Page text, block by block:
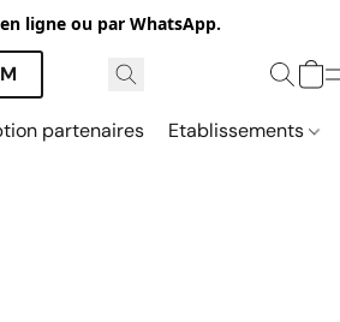
ligne ou par WhatsApp.
partenaires Etablissements